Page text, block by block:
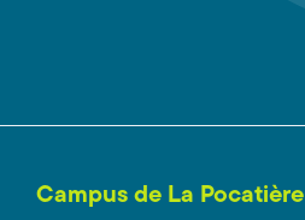
Campus de La Pocatière